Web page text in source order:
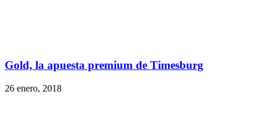
Gold, la apuesta premium de Timesburg
26 enero, 2018